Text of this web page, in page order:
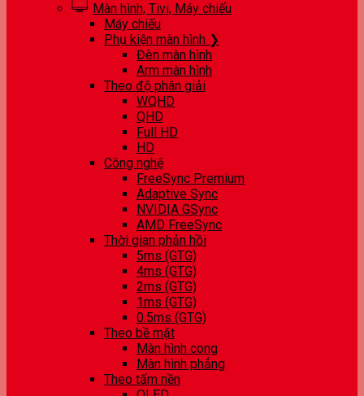
Màn hình, Tivi, Máy chiếu
Máy chiếu
Phụ kiện màn hình ❯
Đèn màn hình
Arm màn hình
Theo độ phân giải
WQHD
QHD
Full HD
HD
Công nghệ
FreeSync Premium
Adaptive Sync
NVIDIA GSync
AMD FreeSync
Thời gian phản hồi
5ms (GTG)
4ms (GTG)
2ms (GTG)
1ms (GTG)
0.5ms (GTG)
Theo bề mặt
Màn hình cong
Màn hình phẳng
Theo tấm nền